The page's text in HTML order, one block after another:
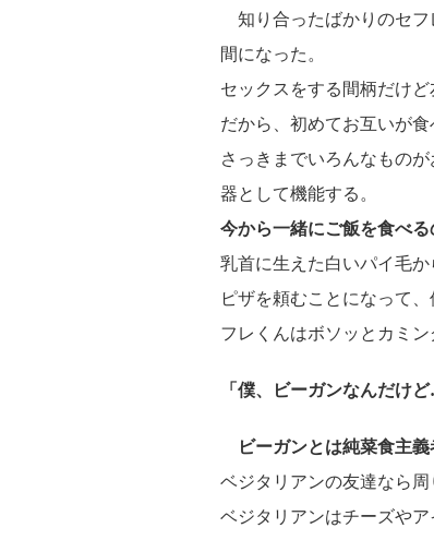
知り合ったばかりのセフ
間になった。
セックスをする間柄だけ
だから、初めてお互いが
さっきまでいろんなもの
器として機能する。
今から一緒にご飯を食べる
乳首に生えた白いパイ毛
ピザを頼むことになって
フレくんはボソッとカミン
「僕、ビーガンなんだけ
ビーガンとは純菜食主義
ベジタリアンの友達なら
ベジタリアンはチーズや